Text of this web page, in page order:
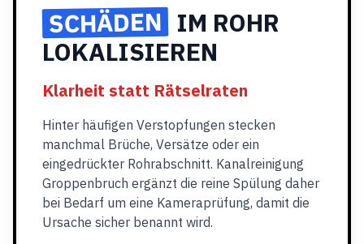
SCHÄDEN IM ROHR
LOKALISIEREN
Klarheit statt Rätselraten
Hinter häufigen Verstopfungen stecken
manchmal Brüche, Versätze oder ein
eingedrückter Rohrabschnitt. Kanalreinigung
Groppenbruch ergänzt die reine Spülung daher
bei Bedarf um eine Kameraprüfung, damit die
Ursache sicher benannt wird.